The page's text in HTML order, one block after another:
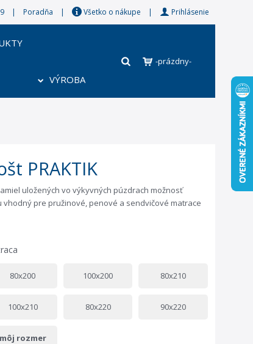
| Poradňa | Všetko o nákupe | Prihlásenie
VÝROBA
-prázdny-
PRAKTIK
uložených vo výkyvných púzdrach možnosť
pre pružinové, penové a sendvičové matrace
80x200 100x200 80x210
100x210 80x220 90x220
môj rozmer